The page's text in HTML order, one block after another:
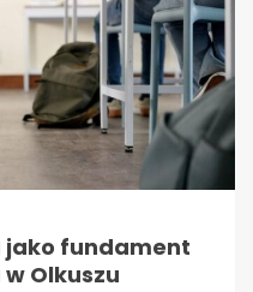
jako fundament
Olkuszu